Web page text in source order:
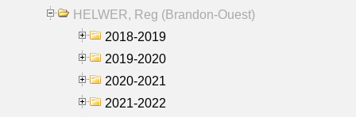
HELWER, Reg (Brandon-Ouest)
2018-2019
2019-2020
2020-2021
2021-2022